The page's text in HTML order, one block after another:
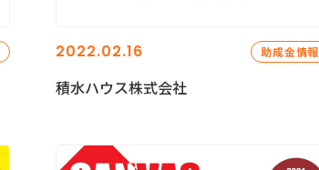
2022.02.16 助成金情報
積水ハウス株式会社